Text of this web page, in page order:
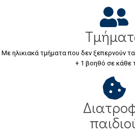
Με ηλικιακά τμήματα που δεν ξεπερνούν
+ 1 βοηθό σε κάθε